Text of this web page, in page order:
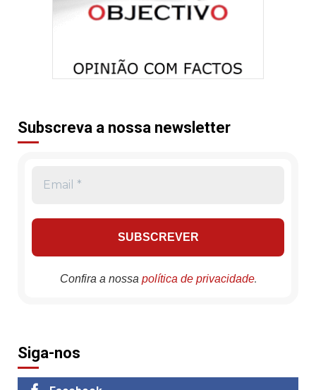
Subscreva a nossa newsletter
Confira a nossa política de privacidade.
Siga-nos